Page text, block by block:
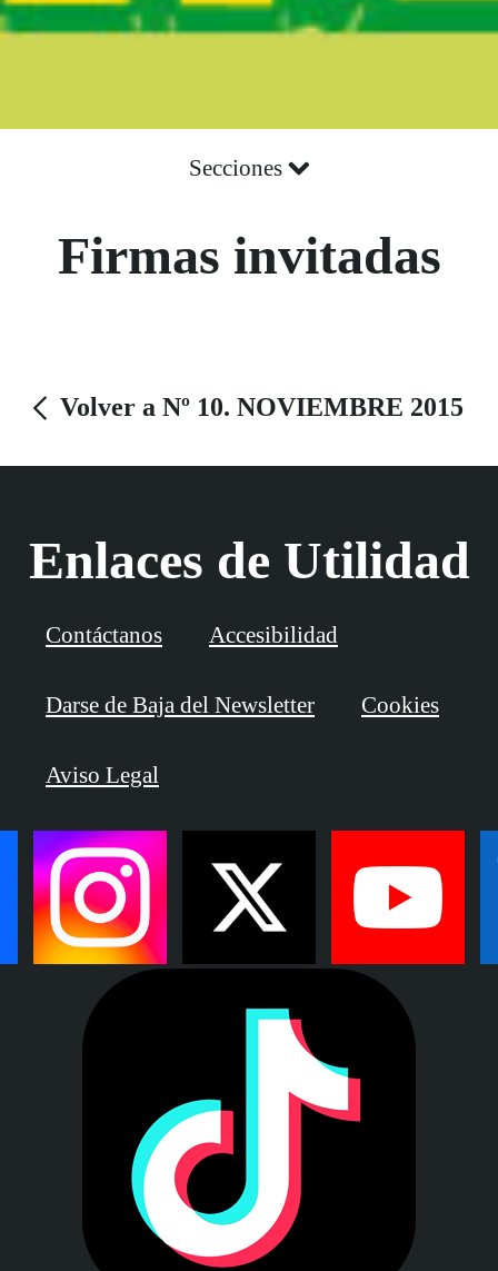
Secciones
Firmas invitadas
Volver a Nº 10. NOVIEMBRE 2015
Enlaces de Utilidad
Contáctanos Accesibilidad
Darse de Baja del Newsletter Cookies
Aviso Legal